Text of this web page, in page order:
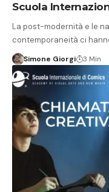
Scuola
La post-modernità e le
contemporaneità ci
Simone Giorgi 3 Min